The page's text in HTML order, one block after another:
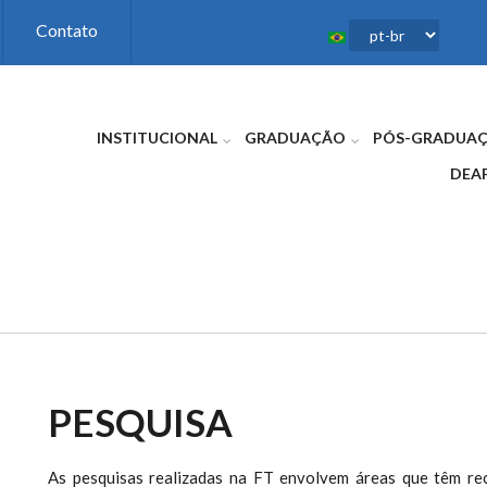
Contato
INSTITUCIONAL GRADUAÇÃO
PÓS-
PESQUISA
As pesquisas realizadas na FT envolvem áreas que têm